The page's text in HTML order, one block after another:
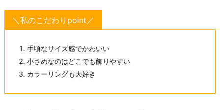
＼私のこだわりpoint／
手頃なサイズ感でかわいい
小さめなのはどこでも飾りやすい
カラーリングも大好き